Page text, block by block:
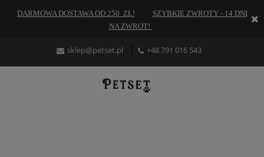
DARMOWA DOSTAWA OD 250 ZŁ!
SZYBKIE ZWROTY - 14 DNI
NA ZWROT!
sklep@petset.pl +48791 016 543